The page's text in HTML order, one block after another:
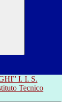
I. I. S.
Tecnico